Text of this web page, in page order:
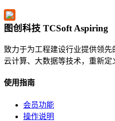
图创科技 TCSoft Aspiring
致力于为工程建设行业提供领
云计算、大数据等技术，重新定
使用指南
会员功能
操作说明